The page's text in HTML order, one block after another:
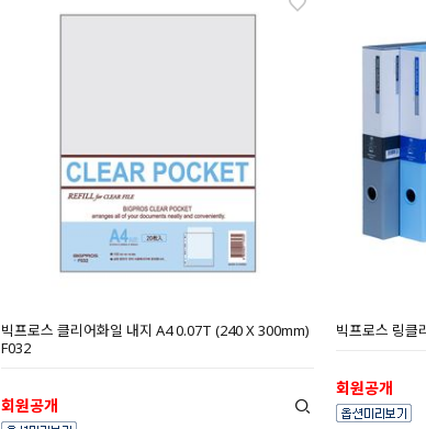
빅프로스 클리어화일 내지 A4 0.07T (240 X 300mm)
F032
회원공개
빅프로스 링클
회원공개